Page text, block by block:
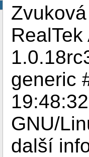
generic
GNU/
další